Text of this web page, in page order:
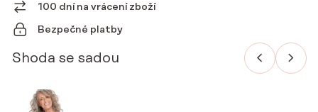
100 dní na vrácení zboží
Bezpečné platby
Shoda se sadou